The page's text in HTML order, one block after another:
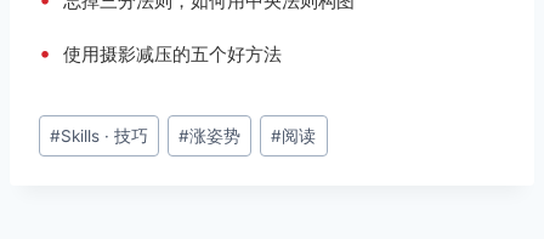
• 使用摄影减压的五个好方法
文
章
#Skills · 技巧 #涨姿势 #阅读